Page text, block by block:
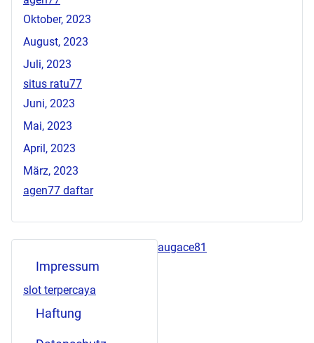
Oktober, 2023
August, 2023
Juli, 2023
situs ratu77
Juni, 2023
Mai, 2023
April, 2023
März, 2023
agen77 daftar
Impressum
slot terpercaya
Haftung
augace81